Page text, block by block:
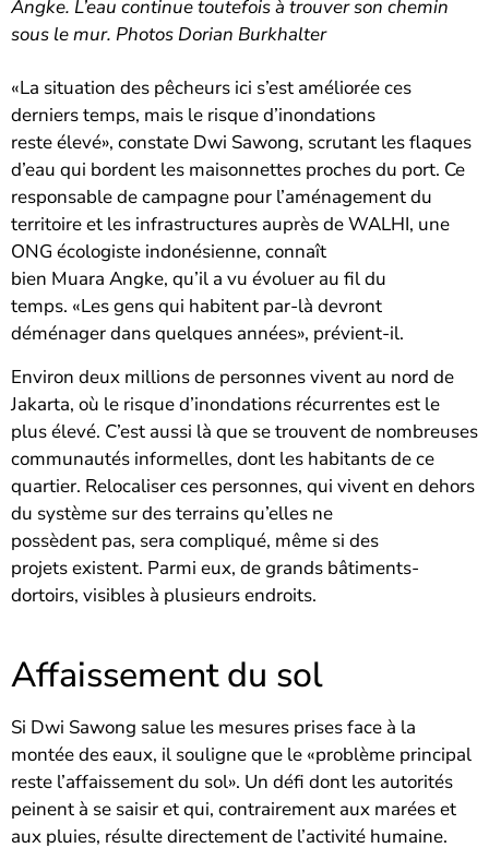
Angke. L’eau continue toutefois à trouver son chemin
sous le mur. Photos Dorian Burkhalter
«La situation des pêcheurs ici s’est améliorée ces
derniers temps, mais le risque d’inondations
reste élevé», constate Dwi Sawong, scrutant les flaques
d’eau qui bordent les maisonnettes proches du port. Ce
responsable de campagne pour l’aménagement du
territoire et les infrastructures auprès de WALHI, une
ONG écologiste indonésienne, connaît
bien Muara Angke, qu’il a vu évoluer au fil du
temps. «Les gens qui habitent par-là devront
déménager dans quelques années», prévient-il.
Environ deux millions de personnes vivent au nord de
Jakarta, où le risque d’inondations récurrentes est le
plus élevé. C’est aussi là que se trouvent de nombreuses
communautés informelles, dont les habitants de ce
quartier. Relocaliser ces personnes, qui vivent en dehors
du système sur des terrains qu’elles ne
possèdent pas, sera compliqué, même si des
projets existent. Parmi eux, de grands bâtiments-
dortoirs, visibles à plusieurs endroits.
Affaissement du sol
Si Dwi Sawong salue les mesures prises face à la
montée des eaux, il souligne que le «problème principal
reste l’affaissement du sol». Un défi dont les autorités
peinent à se saisir et qui, contrairement aux marées et
aux pluies, résulte directement de l’activité humaine.